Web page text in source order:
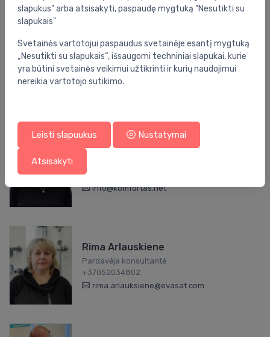
Saulius Cesiulis
Pardavimų vadybininkas
+37069090620
Jolanta Baublytė
+37052034800
Info@komfortas.net
Rima Arlauskiene
Pardavėja konsultantė
+37052034802
rima.arlauksiene@evasat.com
slapukus" arba atsisakyti, paspaudę mygtuką "Nesutikti su
slapukais"
Svetainės vartotojui paspaudus svetainėje esantį mygtuką
„Nesutikti su slapukais“, išsaugomi techniniai slapukai, kurie
yra būtini svetainės veikimui užtikrinti ir kurių naudojimui
nereikia vartotojo sutikimo.
Leisti slapuukus Nustatymai
Atsisakyti